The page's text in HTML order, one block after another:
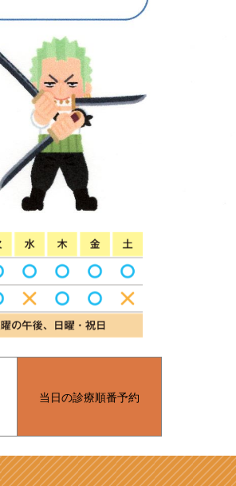
当日の診療順番予約